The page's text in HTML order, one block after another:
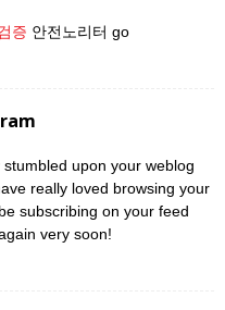
증 안전노리터 go
upon your weblog
really loved browsing your
subscribing on your feed
very soon!